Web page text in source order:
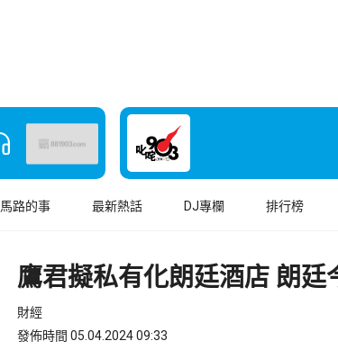
馬路的事 最新熱話 DJ專欄 排行榜
鷹君擬私有化朗廷酒店 朗廷
財經
發佈時間 05.04.2024 09:33